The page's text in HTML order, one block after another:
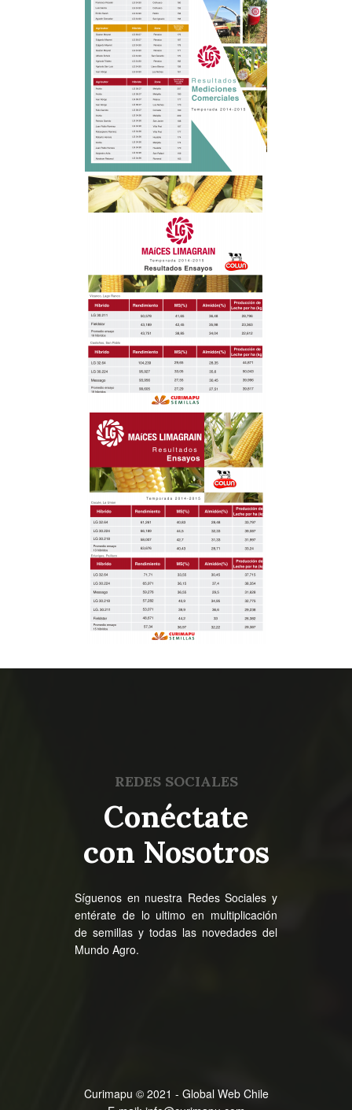
REDES SOCIALES
Conéctate
con Nosotros
Síguenos en nuestra Redes Sociales y
entérate de lo ultimo en multiplicación
de semillas y todas las novedades del
Mundo Agro.
Curimapu © 2021 - Global Web Chile